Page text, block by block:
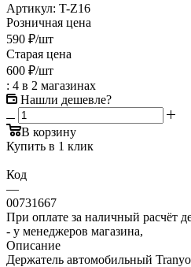
Артикул: T-Z16
Розничная цена
590 ₽/шт
Старая цена
600 ₽/шт
: 4 в 2 магазинах
Нашли дешевле?
В корзину
Купить в 1 клик
Код
—
00731667
При оплате за наличный расчёт
- у менеджеров магазина,
Описание
Держатель автомобильный